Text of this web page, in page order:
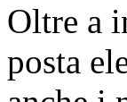
Oltre a
posta